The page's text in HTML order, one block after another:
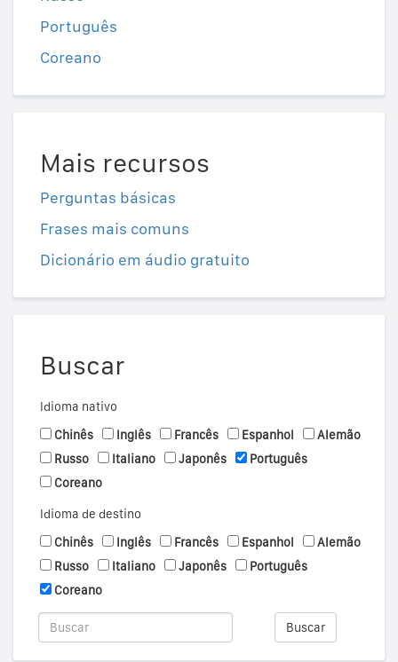
Português
Coreano
Mais recursos
Perguntas básicas
Frases mais comuns
Dicionário em áudio gratuito
Buscar
Idioma nativo
Chinês
Inglês Francês Espanhol
Alemão
Russo
Italiano Japonês
Português
Coreano
Idioma de destino
Chinês
Inglês Francês Espanhol
Alemão
Russo
Italiano Japonês
Português
Coreano
Buscar